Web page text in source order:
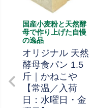
国産小麦粉と天然酵
母で作り上げた自慢
の逸品
オリジナル 天然
酵母食パン 1.5
斤｜かねこや
【常温／入荷
日：水曜日・金